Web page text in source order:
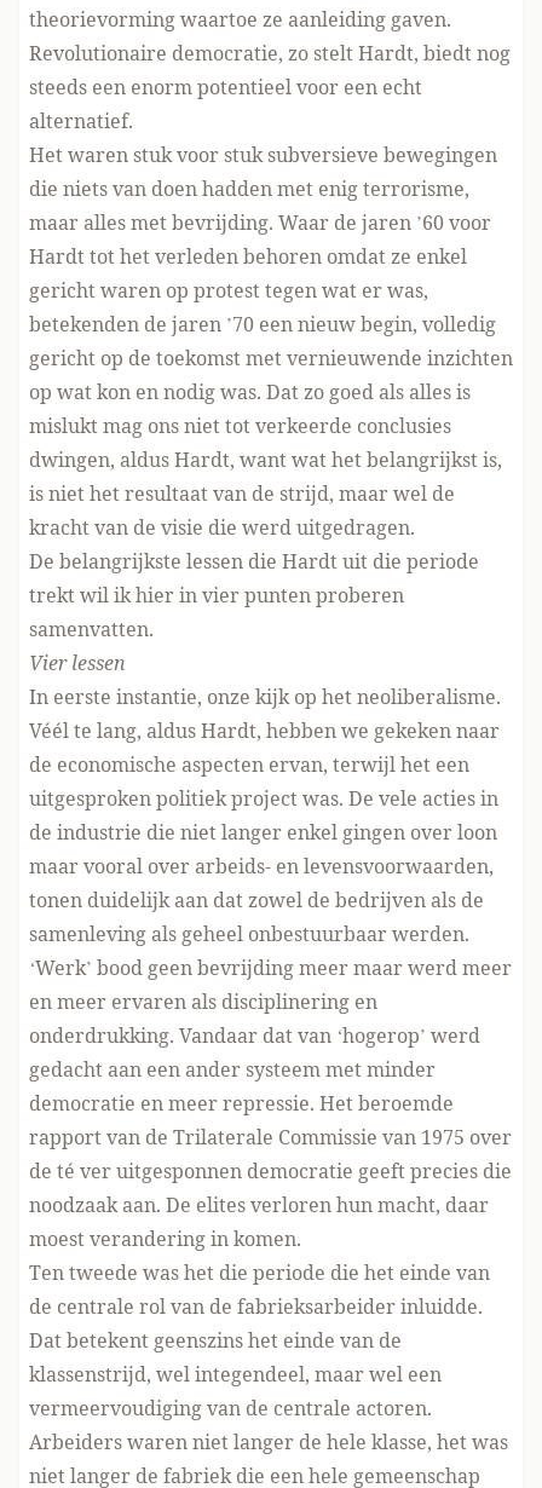
theorievorming waartoe ze aanleiding gaven.
Revolutionaire democratie, zo stelt Hardt, biedt nog
steeds een enorm potentieel voor een echt
alternatief.
Het waren stuk voor stuk subversieve bewegingen
die niets van doen hadden met enig terrorisme,
maar alles met bevrijding. Waar de jaren ’60 voor
Hardt tot het verleden behoren omdat ze enkel
gericht waren op protest tegen wat er was,
betekenden de jaren ’70 een nieuw begin, volledig
gericht op de toekomst met vernieuwende inzichten
op wat kon en nodig was. Dat zo goed als alles is
mislukt mag ons niet tot verkeerde conclusies
dwingen, aldus Hardt, want wat het belangrijkst is,
is niet het resultaat van de strijd, maar wel de
kracht van de visie die werd uitgedragen.
De belangrijkste lessen die Hardt uit die periode
trekt wil ik hier in vier punten proberen
samenvatten.
Vier lessen
In eerste instantie, onze kijk op het neoliberalisme.
Véél te lang, aldus Hardt, hebben we gekeken naar
de economische aspecten ervan, terwijl het een
uitgesproken politiek project was. De vele acties in
de industrie die niet langer enkel gingen over loon
maar vooral over arbeids- en levensvoorwaarden,
tonen duidelijk aan dat zowel de bedrijven als de
samenleving als geheel onbestuurbaar werden.
‘Werk’ bood geen bevrijding meer maar werd meer
en meer ervaren als disciplinering en
onderdrukking. Vandaar dat van ‘hogerop’ werd
gedacht aan een ander systeem met minder
democratie en meer repressie. Het beroemde
rapport van de Trilaterale Commissie van 1975 over
de té ver uitgesponnen democratie geeft precies die
noodzaak aan. De elites verloren hun macht, daar
moest verandering in komen.
Ten tweede was het die periode die het einde van
de centrale rol van de fabrieksarbeider inluidde.
Dat betekent geenszins het einde van de
klassenstrijd, wel integendeel, maar wel een
vermeervoudiging van de centrale actoren.
Arbeiders waren niet langer de hele klasse, het was
niet langer de fabriek die een hele gemeenschap